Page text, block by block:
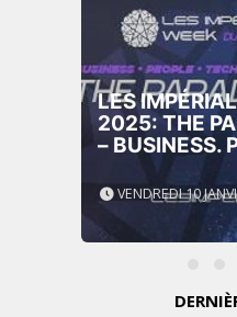
LES
2025: THE
– BUSINESS.
VENDREDI 10